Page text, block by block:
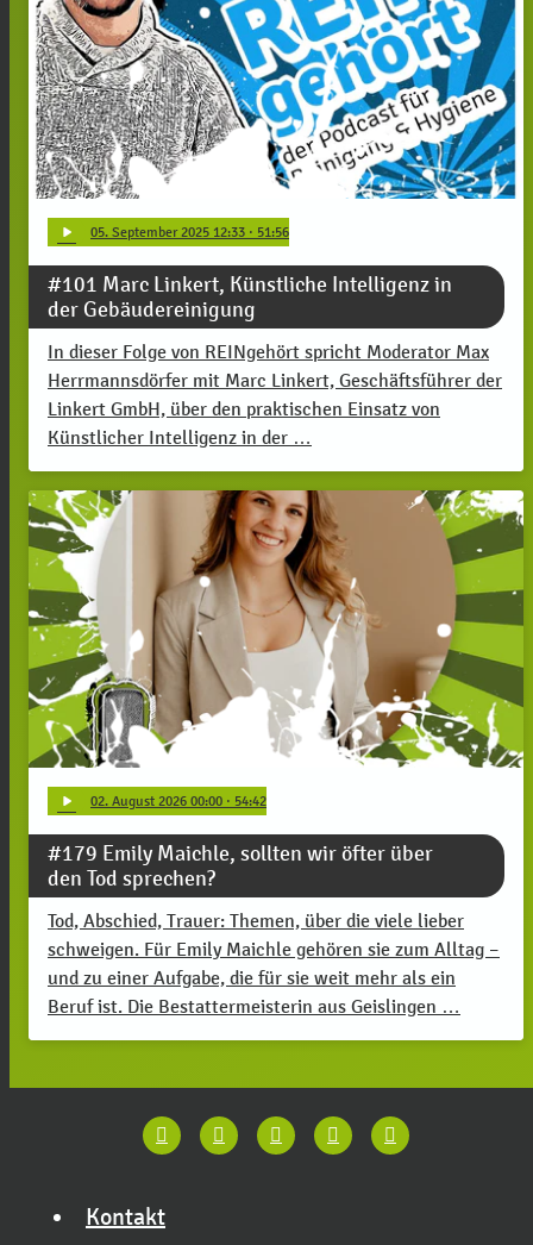
play_arrow 05. September 2025 12:33 · 51:56
#101 Marc Linkert, Künstliche Intelligenz in
der Gebäudereinigung
In dieser Folge von REINgehört spricht Moderator Max
Herrmannsdörfer mit Marc Linkert, Geschäftsführer der
Linkert GmbH, über den praktischen Einsatz von
Künstlicher Intelligenz in der …
play_arrow 02. August 2026 00:00 · 54:42
#179 Emily Maichle, sollten wir öfter über
den Tod sprechen?
Tod, Abschied, Trauer: Themen, über die viele lieber
schweigen. Für Emily Maichle gehören sie zum Alltag –
und zu einer Aufgabe, die für sie weit mehr als ein
Beruf ist. Die Bestattermeisterin aus Geislingen …
Kontakt